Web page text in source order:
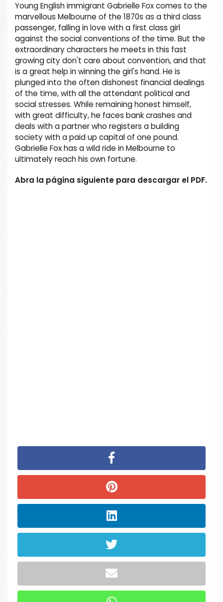
Young English immigrant Gabrielle Fox comes to the
marvellous Melbourne of the 1870s as a third class
passenger, falling in love with a first class girl
against the social conventions of the time. But the
extraordinary characters he meets in this fast
growing city don't care about convention, and that
is a great help in winning the girl's hand. He is
plunged into the often dishonest financial dealings
of the time, with all the attendant political and
social stresses. While remaining honest himself,
with great difficulty, he faces bank crashes and
deals with a partner who registers a building
society with a paid up capital of one pound.
Gabrielle Fox has a wild ride in Melbourne to
ultimately reach his own fortune.
Abra la página siguiente para descargar el PDF.